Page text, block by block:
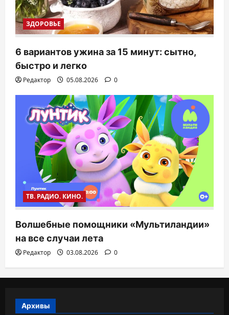
ЗДОРОВЬЕ
6 вариантов ужина за 15 минут: сытно,
быстро и легко
Редактор 05.08.2026 0
ТВ. РАДИО. КИНО.
Волшебные помощники «Мультиландии»
на все случаи лета
Редактор 03.08.2026 0
Архивы